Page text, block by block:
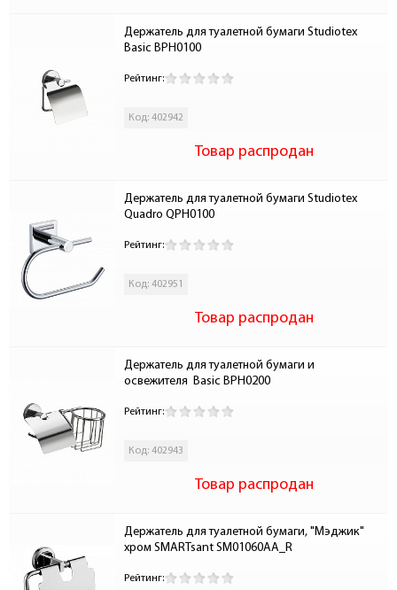
Держатель для туалетной бумаги Studiotex
Basic BPH0100
Рейтинг:
Код: 402942
Товар распродан
Держатель для туалетной бумаги Studiotex
Quadro QPH0100
Рейтинг:
Код: 402951
Товар распродан
Держатель для туалетной бумаги и
освежителя  Basic BPH0200
Рейтинг:
Код: 402943
Товар распродан
Держатель для туалетной бумаги, "Мэджик"
хром SMARTsant SM01060AA_R
Рейтинг: